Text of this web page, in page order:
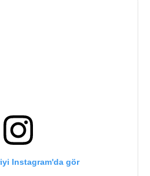
Instagram'da gör